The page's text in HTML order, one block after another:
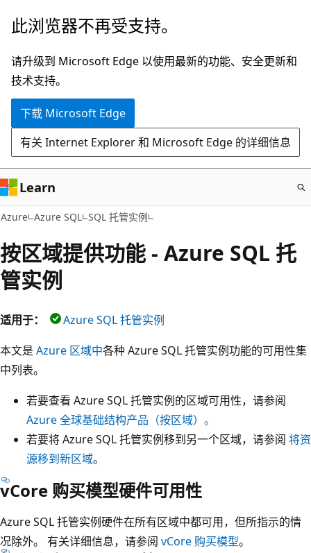
跳
主
要
内
此浏览器不再受支持。
请升级到 Microsoft Edge 以使用最新的功能、安全更新和
技术支持。
下载 Microsoft Edge
有关 Internet Explorer 和 Microsoft Edge 的详细信息
Learn
Azure Azure SQL SQL 托管实例
按区域提供功能 - Azure SQL 托
管实例
适用于：
Azure SQL 托管实例
本文是 Azure 区域中各种 Azure SQL 托管实例功能的可用性集
中列表。
若要查看 Azure SQL 托管实例的区域可用性，请参阅
Azure 全球基础结构产品（按区域）。
若要将 Azure SQL 托管实例移到另一个区域，请参阅 将资
源移到新区域。
vCore 购买模型硬件可用性
Azure SQL 托管实例硬件在所有区域中都可用，但所指示的情
况除外。 有关详细信息，请参阅 vCore 购买模型。